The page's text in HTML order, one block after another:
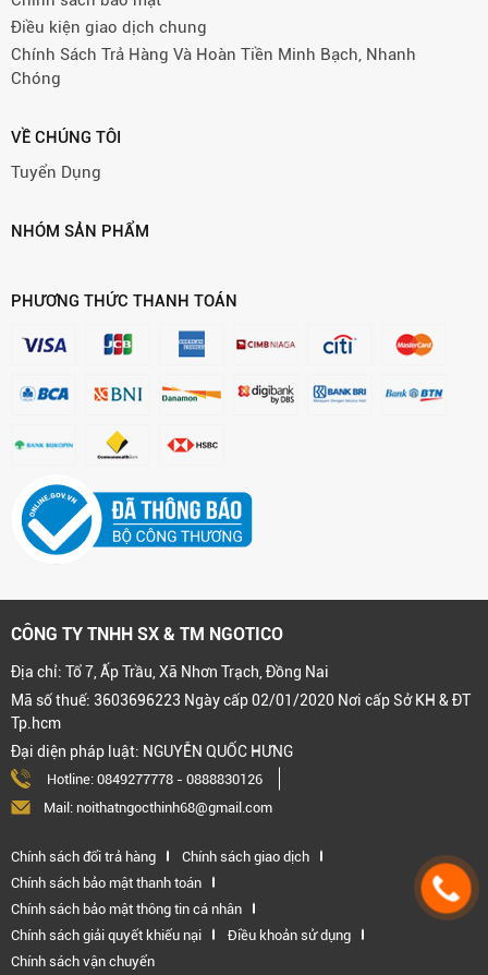
Điều kiện giao dịch chung
Chính Sách Trả Hàng Và Hoàn Tiền Minh Bạch, Nhanh
Chóng
VỀ CHÚNG TÔI
Tuyển Dụng
NHÓM SẢN PHẨM
PHƯƠNG THỨC THANH TOÁN
CÔNG TY TNHH SX & TM NGOTICO
Địa chỉ: Tổ 7, Ấp Trầu, Xã Nhơn Trạch, Đồng Nai
Mã số thuế: 3603696223 Ngày cấp 02/01/2020 Nơi cấp Sở KH & ĐT
Tp.hcm
Đại diện pháp luật: NGUYỄN QUỐC HƯNG
Hotline: 0849277778 - 0888830126
Mail: noithatngocthinh68@gmail.com
Chính sách đổi trả hàng
Chính sách giao dịch
Chính sách bảo mật thanh toán
Chính sách bảo mật thông tin cá nhân
Chính sách giải quyết khiếu nại
Điều khoản sử dụng
Chính sách vận chuyển